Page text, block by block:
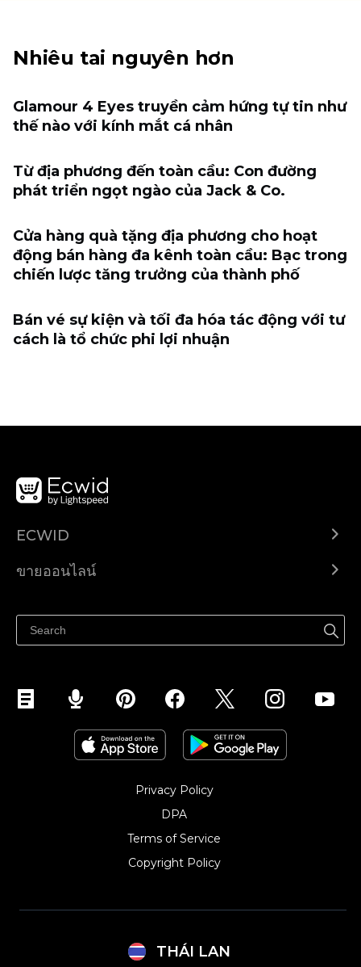
Nhiêu tai nguyên hơn
Glamour 4 Eyes truyền cảm hứng tự tin như
thế nào với kính mắt cá nhân
Từ địa phương đến toàn cầu: Con đường
phát triển ngọt ngào của Jack & Co.
Cửa hàng quà tặng địa phương cho hoạt
động bán hàng đa kênh toàn cầu: Bạc trong
chiến lược tăng trưởng của thành phố
Bán vé sự kiện và tối đa hóa tác động với tư
cách là tổ chức phi lợi nhuận
ECWID
ราคา
ขายออนไลน์
ขายบนเฟสบุ๊ค
Privacy Policy
DPA
Terms of Service
Copyright Policy‎
THÁI LAN